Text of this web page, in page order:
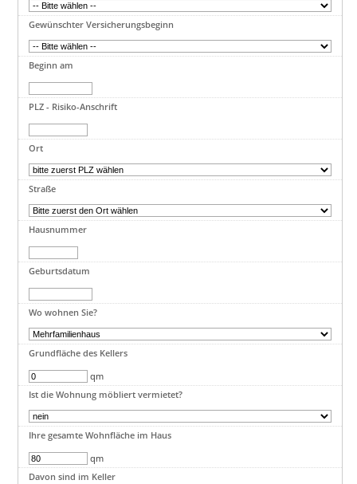
Gewünschter Versicherungsbeginn
Beginn am
PLZ - Risiko-Anschrift
Ort
Straße
Hausnummer
Geburtsdatum
Wo wohnen Sie?
Grundfläche des Kellers
qm
Ist die Wohnung möbliert vermietet?
Ihre gesamte Wohnfläche im Haus
qm
Davon sind im Keller